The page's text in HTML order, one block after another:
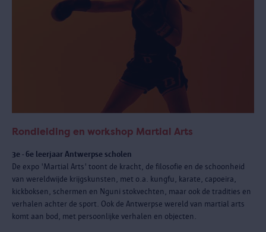
Rondleiding en workshop Martial Arts
3e - 6e leerjaar Antwerpse scholen
De expo 'Martial Arts' toont de kracht, de filosofie en de schoonheid
van wereldwijde krijgskunsten, met o.a. kungfu, karate, capoeira,
kickboksen, schermen en Nguni stokvechten, maar ook de tradities en
verhalen achter de sport. Ook de Antwerpse wereld van martial arts
komt aan bod, met persoonlijke verhalen en objecten.